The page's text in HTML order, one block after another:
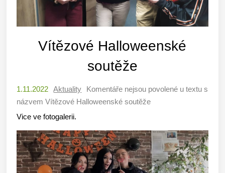
Vítězové Halloweenské
soutěže
1.11.2022 Aktuality Komentáře nejsou povolené u textu s
názvem Vítězové Halloweenské soutěže
Vice ve fotogalerii.